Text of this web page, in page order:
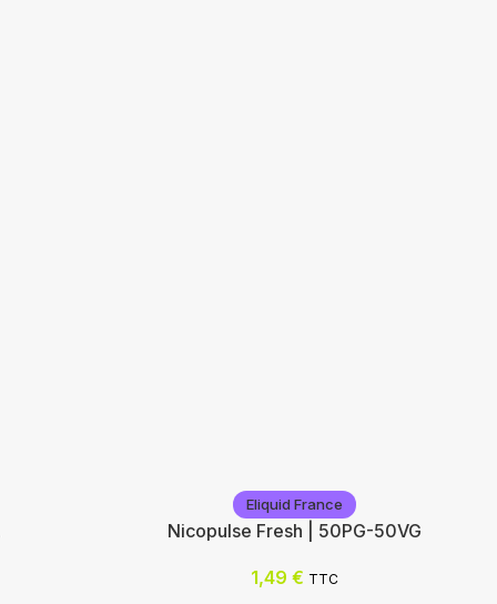
Eliquid France
Nicopulse Fresh | 50PG-50VG
1,49 € TTC